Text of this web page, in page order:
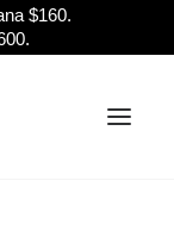
$160.